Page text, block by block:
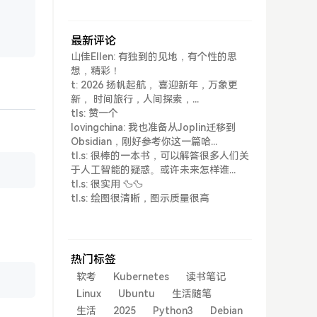
最新评论
山佳Ellen: 有独到的见地，有个性的思
想，精彩！
t: 2026 扬帆起航， 喜迎新年，万象更
新， 时间旅行，人间探索，...
tls: 赞一个
lovingchina: 我也准备从Joplin迁移到
Obsidian，刚好参考你这一篇哈...
tl.s: 很棒的一本书，可以解答很多人们关
于人工智能的疑惑。或许未来怎样谁...
tl.s: 很实用 🦆🦆
tl.s: 绘图很清晰，图示质量很高
热门标签
软考 Kubernetes
读书笔记
Linux
Ubuntu
生活随笔
生活
2025 Python3 Debian